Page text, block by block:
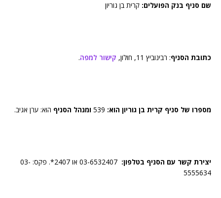
שם סניף בנק הפועלים: קרית בן גוריון
כתובת הסניף: רבינוביץ 11, חולון, קישור למפה.
מספרו של סניף קרית בן גוריון הוא: ומנהל הסניף הוא: ערן אגיב.
יצירת קשר עם הסניף בטלפון:
03-6532407 או 2407*. פקס: 03-
5555634